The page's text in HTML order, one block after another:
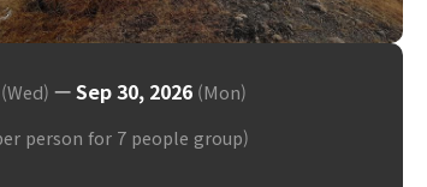
(Wed) —Sep 30, 2026 (Mon)
person for 7 people group)